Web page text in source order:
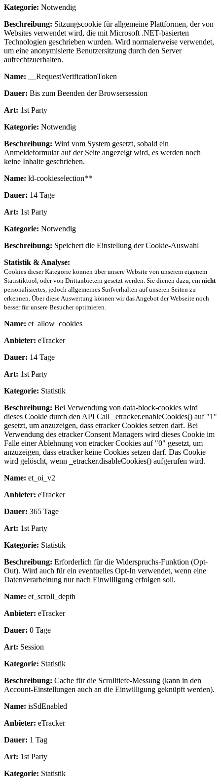
Kategorie: Notwendig
Beschreibung: Sitzungscookie für allgemeine Plattformen, der von
Websites verwendet wird, die mit Microsoft .NET-basierten
Technologien geschrieben wurden. Wird normalerweise verwendet,
um eine anonymisierte Benutzersitzung durch den Server
aufrechtzuerhalten.
Name: __RequestVerificationToken
Dauer: Bis zum Beenden der Browsersession
Art: 1st Party
Kategorie: Notwendig
Beschreibung: Wird vom System gesetzt, sobald ein
Anmeldeformular auf der Seite angezeigt wird, es werden noch
keine Inhalte geschrieben.
Name: ld-cookieselection**
Dauer: 14 Tage
Art: 1st Party
Kategorie: Notwendig
Beschreibung: Speichert die Einstellung der Cookie-Auswahl
Statistik & Analyse:
Cookies dieser Kategorie können über unsere Website von unserem eigenem
Statistiktool, oder von Drittanbietern gesetzt werden. Sie dienen dazu, ein nicht
personalisiertes, jedoch allgemeines Surfverhalten auf unseren Seiten zu
erkennen. Über diese Auswertung können wir das Angebot der Webseite noch
besser für unsere Besucher optimieren.
Name: et_allow_cookies
Anbieter: eTracker
Dauer: 14 Tage
Art: 1st Party
Kategorie: Statistik
Beschreibung: Bei Verwendung von data-block-cookies wird
dieses Cookie durch den API Call _etracker.enableCookies() auf "1"
gesetzt, um anzuzeigen, dass etracker Cookies setzen darf. Bei
Verwendung des etracker Consent Managers wird dieses Cookie im
Falle einer Ablehnung von etracker Cookies auf "0" gesetzt, um
anzuzeigen, dass etracker keine Cookies setzen darf. Das Cookie
wird gelöscht, wenn _etracker.disableCookies() aufgerufen wird.
Name: et_oi_v2
Anbieter: eTracker
Dauer: 365 Tage
Art: 1st Party
Kategorie: Statistik
Beschreibung: Erforderlich für die Widerspruchs-Funktion (Opt-
Out). Wird auch für ein eventuelles Opt-In verwendet, wenn eine
Datenverarbeitung nur nach Einwilligung erfolgen soll.
Name: et_scroll_depth
Anbieter: eTracker
Dauer: 0 Tage
Art: Session
Kategorie: Statistik
Beschreibung: Cache für die Scrolltiefe-Messung (kann in den
Account-Einstellungen auch an die Einwilligung geknüpft werden).
Name: isSdEnabled
Anbieter: eTracker
Dauer: 1 Tag
Art: 1st Party
Kategorie: Statistik